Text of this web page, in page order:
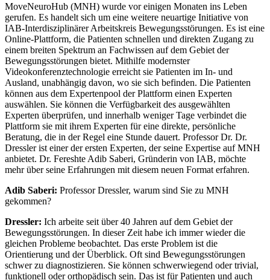
MoveNeuroHub (MNH) wurde vor einigen Monaten ins Leben
gerufen. Es handelt sich um eine weitere neuartige Initiative von
IAB-Interdisziplinärer Arbeitskreis Bewegungsstörungen. Es ist eine
Online-Plattform, die Patienten schnellen und direkten Zugang zu
einem breiten Spektrum an Fachwissen auf dem Gebiet der
Bewegungsstörungen bietet. Mithilfe modernster
Videokonferenztechnologie erreicht sie Patienten im In- und
Ausland, unabhängig davon, wo sie sich befinden. Die Patienten
können aus dem Expertenpool der Plattform einen Experten
auswählen. Sie können die Verfügbarkeit des ausgewählten
Experten überprüfen, und innerhalb weniger Tage verbindet die
Plattform sie mit ihrem Experten für eine direkte, persönliche
Beratung, die in der Regel eine Stunde dauert. Professor Dr. Dr.
Dressler ist einer der ersten Experten, der seine Expertise auf MNH
anbietet. Dr. Fereshte Adib Saberi, Gründerin von IAB, möchte
mehr über seine Erfahrungen mit diesem neuen Format erfahren.
Adib Saberi: Professor Dressler, warum sind Sie zu MNH
gekommen?
Dressler: Ich arbeite seit über 40 Jahren auf dem Gebiet der
Bewegungsstörungen. In dieser Zeit habe ich immer wieder die
gleichen Probleme beobachtet. Das erste Problem ist die
Orientierung und der Überblick. Oft sind Bewegungsstörungen
schwer zu diagnostizieren. Sie können schwerwiegend oder trivial,
funktionell oder orthopädisch sein. Das ist für Patienten und auch